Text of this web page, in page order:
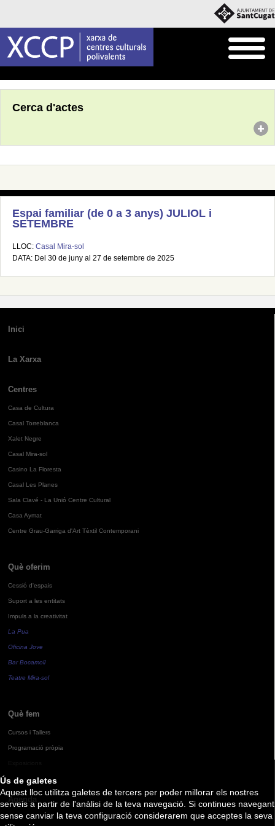
Ús de galetes
Aquest lloc utilitza galetes de tercers per poder millorar els nostres
serveis a partir de l'anàlisi de la teva navegació. Si continues navegant
sense canviar la teva configuració considerarem que acceptes la seva
Cerca d'actes
Espai familiar (de 0 a 3 anys) JULIOL i
SETEMBRE
LLOC: Casal Mira-sol
DATA: Del 30 de juny al 27 de setembre de 2025
Inici
La Xarxa
Centres
Casa de Cultura
Casal Torreblanca
Xalet Negre
Casal Mira-sol
Casino La Floresta
Casal Les Planes
Sala Clavé - La Unió Centre Cultural
Casa Aymat
Centre Grau-Garriga d'Art Tèxtil Contemporani
Què oferim
Cessió d'espais
Suport a les entitats
Impuls a la creativitat
La Pua
Oficina Jove
Bar Bocamoll
Teatre Mira-sol
Què fem
Cursos i Tallers
Programació pròpia
Agenda